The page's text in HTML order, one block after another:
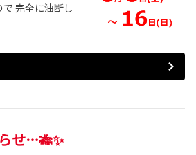
完全に油断し
せ…🎋✨